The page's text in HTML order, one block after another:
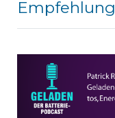
Empfehlung